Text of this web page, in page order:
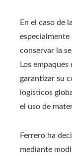
En el caso de
especialmente
conservar la
Los
garantizar su
logísticos
el uso de
Ferrero ha
mediante